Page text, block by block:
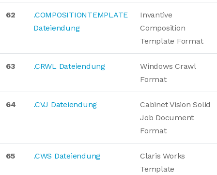
62
.COMPOSITIONTEMPLATE
Dateiendung
Invantive
Composition
Template Format
63 .CRWL Dateiendung
Windows Crawl
Format
64 .CVJ Dateiendung
Cabinet Vision Solid
Job Document
Format
65 .CWS Dateiendung
Claris Works
Template